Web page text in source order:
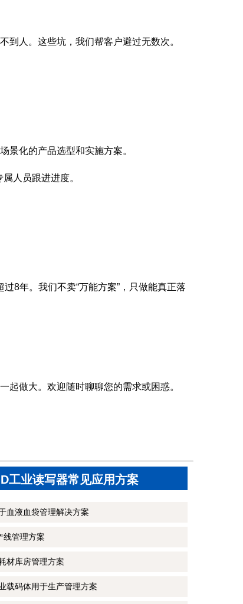
到人。这些坑，我们帮客户避过无数次。
景化的产品选型和实施方案。
人员跟进进度。
8年。我们不卖“万能方案”，只做能真正落
起做大。欢迎随时聊聊您的需求或困惑。
工业读写器常见应用方案
血液血袋管理解决方案
线管理方案
材库房管理方案
载码体用于生产管理方案